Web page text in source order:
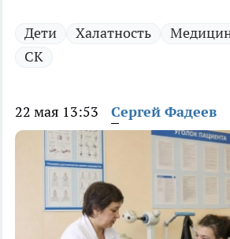
Дети Халатность
СК
22 мая 13:53 Сергей Фадеев